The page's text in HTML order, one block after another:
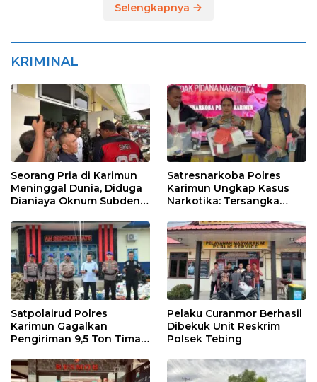
Selengkapnya
KRIMINAL
Seorang Pria di Karimun
Meninggal Dunia, Diduga
Dianiaya Oknum Subden
Satresnarkoba Polres
Karimun Ungkap Kasus
Narkotika: Tersangka
Internasional
Satpolairud Polres
Karimun Gagalkan
Pengiriman 9,5 Ton Timah
Tersangka Diamankan
Pelaku Curanmor Berhasil
Dibekuk Unit Reskrim
Polsek Tebing